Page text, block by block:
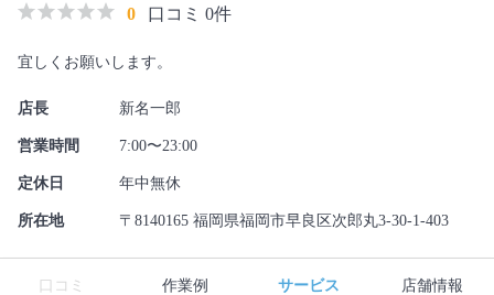
0
口コミ 0件
宜しくお願いします。
店長 新名一郎
営業時間 7:00〜23:00
定休日 年中無休
所在地 〒8140165 福岡県福岡市早良区次郎丸3-30-1-403
口コミ 作業例 サービス 店舗情報